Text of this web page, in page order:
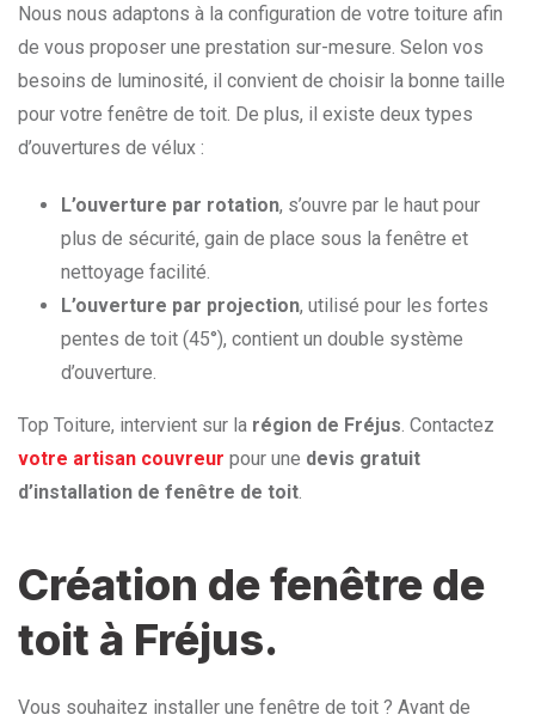
Nous nous adaptons à la configuration de votre toiture afin
de vous proposer une prestation sur-mesure. Selon vos
besoins de luminosité, il convient de choisir la bonne taille
pour votre fenêtre de toit. De plus, il existe deux types
d’ouvertures de vélux :
L’ouverture par rotation, s’ouvre par le haut pour
plus de sécurité, gain de place sous la fenêtre et
nettoyage facilité.
L’ouverture par projection, utilisé pour les fortes
pentes de toit (45°), contient un double système
d’ouverture.
Top Toiture, intervient sur la région de Fréjus. Contactez
votre artisan couvreur pour une devis gratuit
d’installation de fenêtre de toit.
Création de fenêtre de
toit à Fréjus.
Vous souhaitez installer une fenêtre de toit ? Avant de